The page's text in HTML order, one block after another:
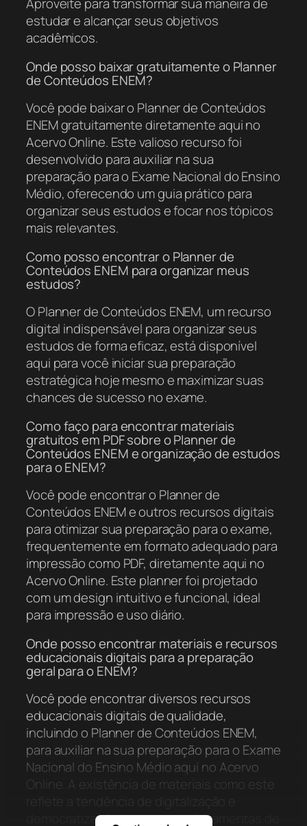
Aproveite para transformar sua maneira de
estudar e alcançar seus objetivos
acadêmicos.
Onde posso baixar gratuitamente o Planner
de Conteúdos ENEM?
Você pode baixar o Planner de Conteúdos
ENEM gratuitamente diretamente aqui no
Acervo Online. Este valioso recurso foi
desenvolvido para auxiliar na sua
preparação para o Exame Nacional do Ensino
Médio, oferecendo um guia prático para
organizar seus estudos e focar nos tópicos
mais relevantes.
Como posso encontrar o Planner de
Conteúdos ENEM para organizar meus
estudos?
O Planner de Conteúdos ENEM, um recurso
digital indispensável para organizar seus
estudos de forma eficaz, está disponível
aqui para você iniciar sua preparação
estratégica hoje mesmo e maximizar suas
chances de sucesso no exame.
Como faço para encontrar materiais
gratuitos em PDF sobre o Planner de
Conteúdos ENEM e organização de estudos
para o ENEM?
Você pode encontrar o Planner de
Conteúdos ENEM e outros recursos digitais
para otimizar sua preparação para o exame,
frequentemente em formato adequado para
impressão como PDF, diretamente aqui no
Acervo Online. Este planner foi projetado
com um design intuitivo e funcional, ideal
para impressão e uso diário.
Onde posso encontrar materiais e recursos
educacionais digitais para a preparação
geral para o ENEM?
Você pode encontrar diversos recursos
educacionais digitais de qualidade,
incluindo o Planner de Conteúdos ENEM,
para auxiliar na sua preparação para o Exame
Nacional do Ensino Médio aqui no Acervo
Online. A existência de materiais como este
democratização do acesso a ferramentas de